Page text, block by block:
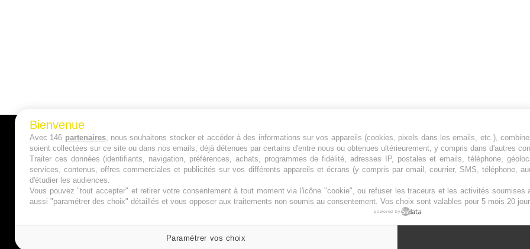
A PROPOS
Qui sommes nous ?
Mentions Légales
Politique de Cookies
Jeunesfooteux est un média sportif qui traite
principalement de l'actualité de la Ligue 1 et
des grosses actualités de la Ligue 2 et du
Plan du site | Syndication |Powered by WM
Bienvenue
Avec 146 partenaires, nous souhaitons stocker et accéder à des informations sur vos appareils (cookies, pixels dans les emails, etc.),
soient collectées sur ce site ou dans nos emails, déjà détenues par certains d'entre nous ou obtenues ultérieurement, y compris dans d'autres
Traiter ces données (identifiants, navigation, préférences, achats, programmes de fidélité, adresses IP, postales et emails, téléphone,
services, contenus, offres commerciales et publicités sur vos différents appareils et écrans (y compris par email, courrier, SMS, téléphone,
d'étudier les audiences.
Vous pouvez "tout accepter" et retirer votre consentement à tout moment via l'icône "cookie", ou refuser les traceurs et les activités
aussi "paramétrer des choix" détaillés et vous opposer aux traitements non soumis au consentement. Vos choix sont valables pour 5 mois 20
powered by
Paramétrer vos choix